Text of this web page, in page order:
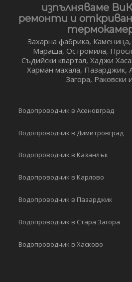
изпълняваме
ремонти и
Захарна фабрика,
Мараша, Остромила,
Съдийски квартал, Хаджи
Харман махала, Пазарджик,
Загора, Раковски
Водопроводчик в Асеновград
Водопроводчик в Димитровград
Водопроводчик в Казанлък
Водопроводчик в Карлово
Водопроводчик в Пазарджик
Водопроводчик в Стара Загора
Водопроводчик в Хасково